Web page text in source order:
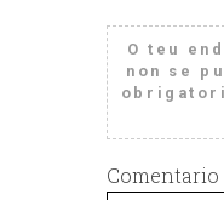
O teu
non se
Comentario